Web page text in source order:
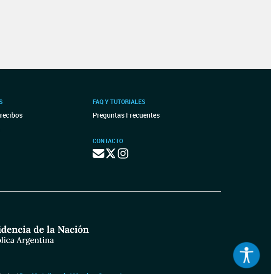
FAQ Y TUTORIALES
Preguntas Frecuentes
CONTACTO